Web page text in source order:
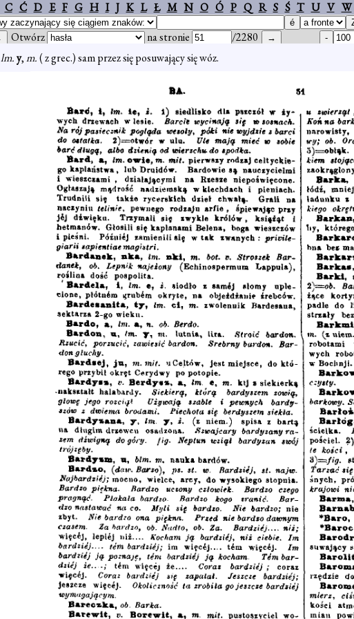
C Ć D E F G H I J K L Ł M N O Ó P Q R S Ś T U V W
Otwórz na stronie /2280
lm.y,m.( z grec.) sam przez się posuwający się wóz.